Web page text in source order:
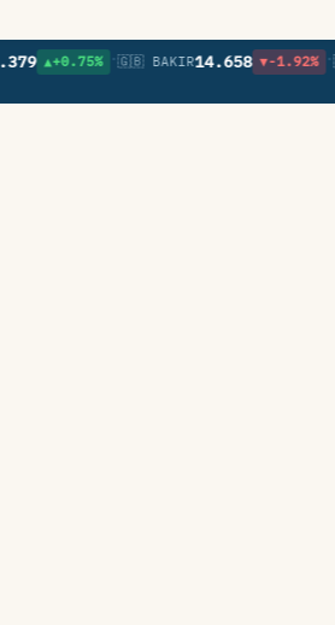
▲+0.75% •🇬🇧 BAKIR14.658 ▼-1.92% •🇬🇧